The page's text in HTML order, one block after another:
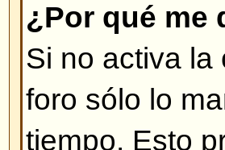
Primero verifique
usuario y
verifique estas
soporte para
13 añosmientras